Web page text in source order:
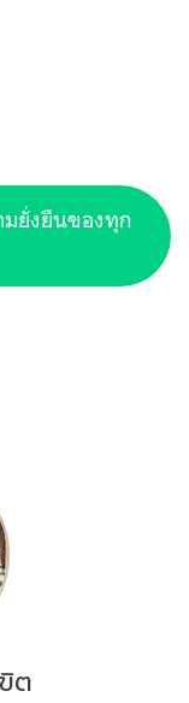
ยั่งยืนของทุก
ต